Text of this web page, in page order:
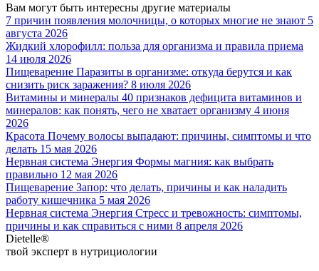
Вам могут быть интересны другие материалы
7 причин появления молочницы, о которых многие не знают 5
августа 2026
Жидкий хлорофилл: польза для организма и правила приема
14 июля 2026
Пищеварение Паразиты в организме: откуда берутся и как
снизить риск заражения? 8 июля 2026
Витамины и минералы 40 признаков дефицита витаминов и
минералов: как понять, чего не хватает организму 4 июня
2026
Красота Почему волосы выпадают: причины, симптомы и что
делать 15 мая 2026
Нервная система Энергия Формы магния: как выбрать
правильно 12 мая 2026
Пищеварение Запор: что делать, причины и как наладить
работу кишечника 5 мая 2026
Нервная система Энергия Стресс и тревожность: симптомы,
причины и как справиться с ними 8 апреля 2026
Dietelle®
твой эксперт в нутрициологии